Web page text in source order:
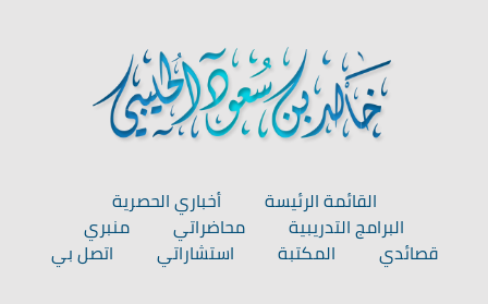
القائمة الرئيسة
أخباري الحصرية
البرامج التدريبية
محاضراتي
منبري
قصائدي
المكتبة استشاراتي اتصل بي